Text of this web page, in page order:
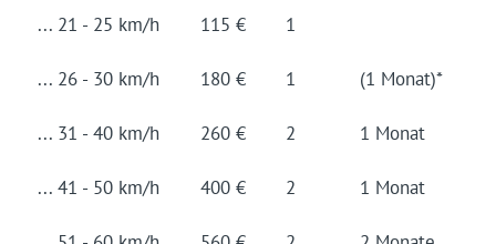
... 21 - 25 km/h 115 € 1
... 26 - 30 km/h 180 € 1 (1 Monat)*
... 31 - 40 km/h 260 € 2 1 Monat
... 41 - 50 km/h 400 € 2 1 Monat